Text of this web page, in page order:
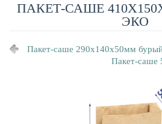
ПАКЕТ-САШЕ
ЭКО
Пакет-саше 290x140х50мм бурый
Пакет-саше